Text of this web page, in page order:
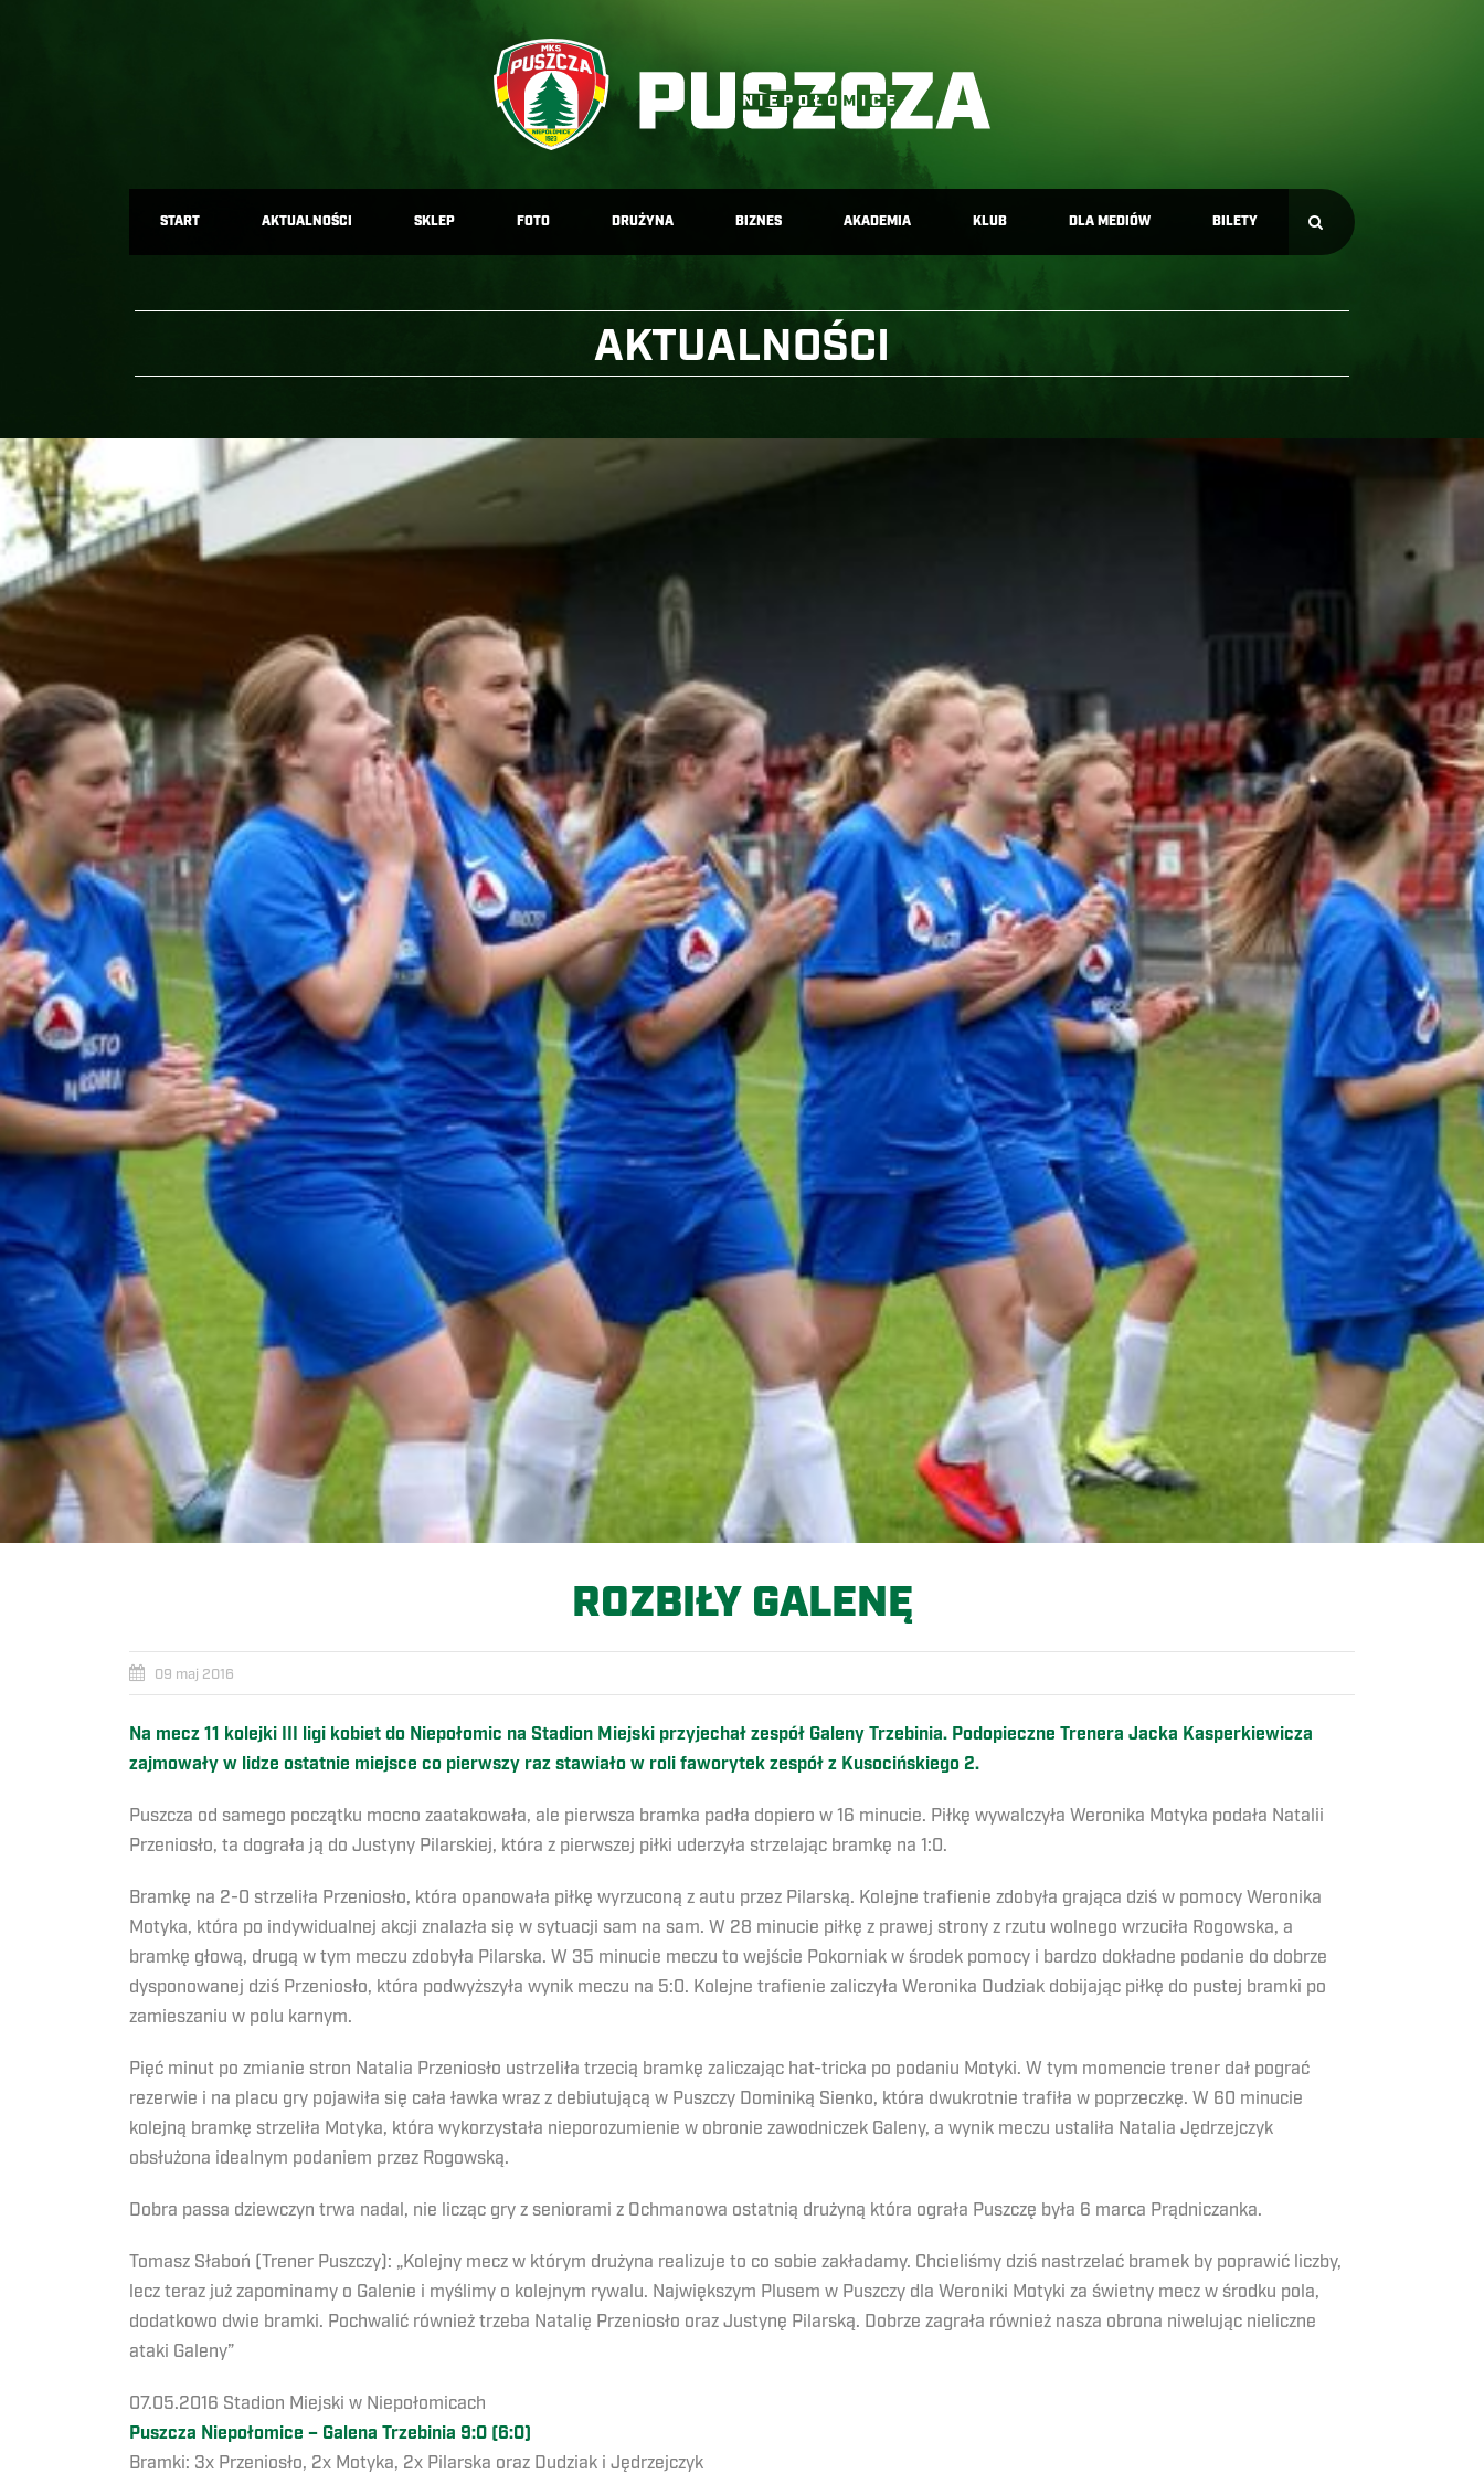
START AKTUALNOŚCI SKLEP FOTO DRUŻYNA BIZNES AKADEMIA KLUB DLA MEDIÓW BILETY
AKTUALNOŚCI
ROZBIŁY GALENĘ
09 maj 2016
Na mecz 11 kolejki III ligi kobiet do Niepołomic na Stadion Miejski przyjechał zespół Galeny Trzebinia. Podopieczne Trenera Jacka Kasperkiewicza
zajmowały w lidze ostatnie miejsce co pierwszy raz stawiało w roli faworytek zespół z Kusocińskiego 2.
Puszcza od samego początku mocno zaatakowała, ale pierwsza bramka padła dopiero w 16 minucie. Piłkę wywalczyła Weronika Motyka podała Natalii
Przeniosło, ta dograła ją do Justyny Pilarskiej, która z pierwszej piłki uderzyła strzelając bramkę na 1:0.
Bramkę na 2-0 strzeliła Przeniosło, która opanowała piłkę wyrzuconą z autu przez Pilarską. Kolejne trafienie zdobyła grająca dziś w pomocy Weronika
Motyka, która po indywidualnej akcji znalazła się w sytuacji sam na sam. W 28 minucie piłkę z prawej strony z rzutu wolnego wrzuciła Rogowska, a
bramkę głową, drugą w tym meczu zdobyła Pilarska. W 35 minucie meczu to wejście Pokorniak w środek pomocy i bardzo dokładne podanie do dobrze
dysponowanej dziś Przeniosło, która podwyższyła wynik meczu na 5:0. Kolejne trafienie zaliczyła Weronika Dudziak dobijając piłkę do pustej bramki po
zamieszaniu w polu karnym.
Pięć minut po zmianie stron Natalia Przeniosło ustrzeliła trzecią bramkę zaliczając hat-tricka po podaniu Motyki. W tym momencie trener dał pograć
rezerwie i na placu gry pojawiła się cała ławka wraz z debiutującą w Puszczy Dominiką Sienko, która dwukrotnie trafiła w poprzeczkę. W 60 minucie
kolejną bramkę strzeliła Motyka, która wykorzystała nieporozumienie w obronie zawodniczek Galeny, a wynik meczu ustaliła Natalia Jędrzejczyk
obsłużona idealnym podaniem przez Rogowską.
Dobra passa dziewczyn trwa nadal, nie licząc gry z seniorami z Ochmanowa ostatnią drużyną która ograła Puszczę była 6 marca Prądniczanka.
Tomasz Słaboń (Trener Puszczy): „Kolejny mecz w którym drużyna realizuje to co sobie zakładamy. Chcieliśmy dziś nastrzelać bramek by poprawić liczby,
lecz teraz już zapominamy o Galenie i myślimy o kolejnym rywalu. Największym Plusem w Puszczy dla Weroniki Motyki za świetny mecz w środku pola,
dodatkowo dwie bramki. Pochwalić również trzeba Natalię Przeniosło oraz Justynę Pilarską. Dobrze zagrała również nasza obrona niwelując nieliczne
ataki Galeny”
07.05.2016 Stadion Miejski w Niepołomicach
Puszcza Niepołomice – Galena Trzebinia 9:0 (6:0)
Bramki: 3x Przeniosło, 2x Motyka, 2x Pilarska oraz Dudziak i Jędrzejczyk